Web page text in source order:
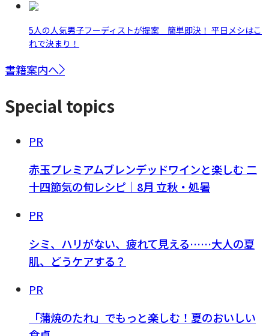
5人の人気男子フーディストが提案 簡単即決！ 平日メシはこ
れで決まり！
書籍案内へ
Special topics
PR
赤玉プレミアムブレンデッドワインと楽しむ 二
十四節気の旬レシピ｜8月 立秋・処暑
PR
シミ、ハリがない、疲れて見える……大人の夏
肌、どうケアする？
PR
「蒲焼のたれ」でもっと楽しむ！夏のおいしい